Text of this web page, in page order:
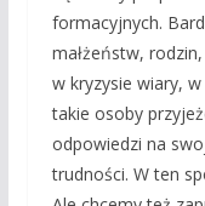
formacyjnych.
małżeństw,
w kryzysie wiary,
takie osoby
odpowiedzi na
trudności. W ten